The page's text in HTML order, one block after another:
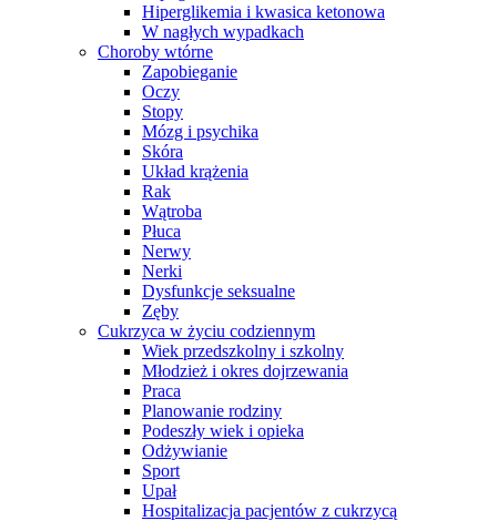
Hiperglikemia i kwasica ketonowa
W nagłych wypadkach
Choroby wtórne
Zapobieganie
Oczy
Stopy
Mózg i psychika
Skóra
Układ krążenia
Rak
Wątroba
Płuca
Nerwy
Nerki
Dysfunkcje seksualne
Zęby
Cukrzyca w życiu codziennym
Wiek przedszkolny i szkolny
Młodzież i okres dojrzewania
Praca
Planowanie rodziny
Podeszły wiek i opieka
Odżywianie
Sport
Upał
Hospitalizacja pacjentów z cukrzycą